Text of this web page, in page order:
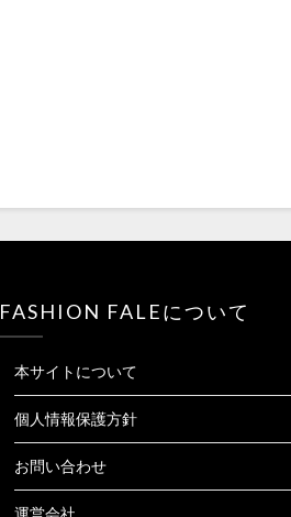
FASHION FALEについて
本サイトについて
個人情報保護方針
お問い合わせ
運営会社